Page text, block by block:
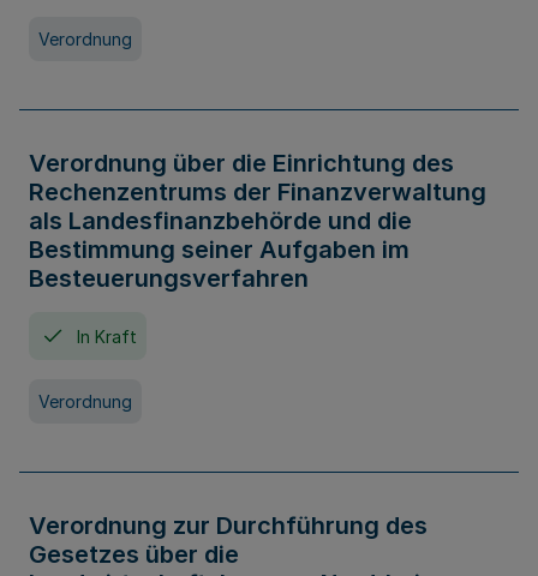
Verordnung
Verordnung über die Einrichtung des
Rechenzentrums der Finanzverwaltung
als Landesfinanzbehörde und die
Bestimmung seiner Aufgaben im
Besteuerungsverfahren
In Kraft
Verordnung
Verordnung zur Durchführung des
Gesetzes über die